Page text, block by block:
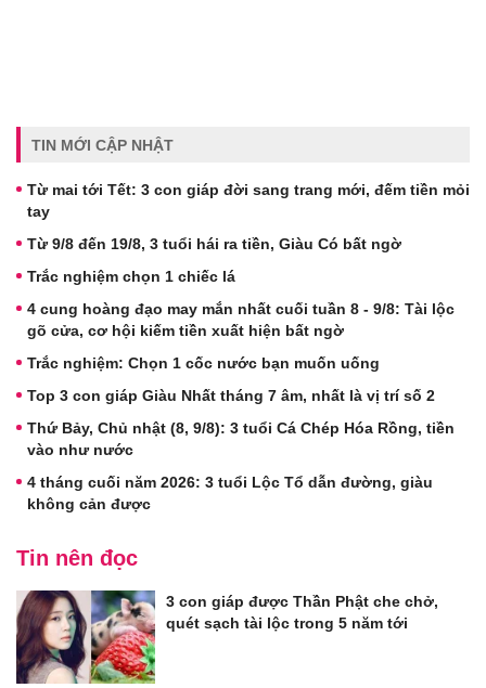
TIN MỚI CẬP NHẬT
Từ mai tới Tết: 3 con giáp đời sang trang mới, đếm tiền mỏi
tay
Từ 9/8 đến 19/8, 3 tuổi hái ra tiền, Giàu Có bất ngờ
Trắc nghiệm chọn 1 chiếc lá
4 cung hoàng đạo may mắn nhất cuối tuần 8 - 9/8: Tài lộc
gõ cửa, cơ hội kiếm tiền xuất hiện bất ngờ
Trắc nghiệm: Chọn 1 cốc nước bạn muốn uống
Top 3 con giáp Giàu Nhất tháng 7 âm, nhất là vị trí số 2
Thứ Bảy, Chủ nhật (8, 9/8): 3 tuổi Cá Chép Hóa Rồng, tiền
vào như nước
4 tháng cuối năm 2026: 3 tuổi Lộc Tổ dẫn đường, giàu
không cản được
Tin nên đọc
3 con giáp được Thần Phật che chở,
quét sạch tài lộc trong 5 năm tới